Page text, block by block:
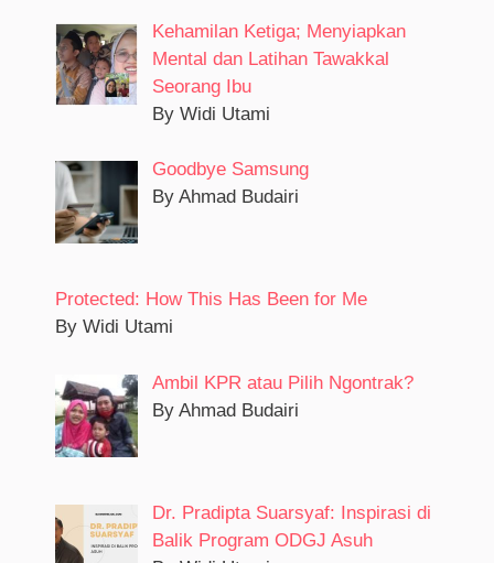
Kehamilan Ketiga; Menyiapkan
Mental dan Latihan Tawakkal
Seorang Ibu
By Widi Utami
Goodbye Samsung
By Ahmad Budairi
Protected: How This Has Been for Me
By Widi Utami
Ambil KPR atau Pilih Ngontrak?
By Ahmad Budairi
Dr. Pradipta Suarsyaf: Inspirasi di
Balik Program ODGJ Asuh